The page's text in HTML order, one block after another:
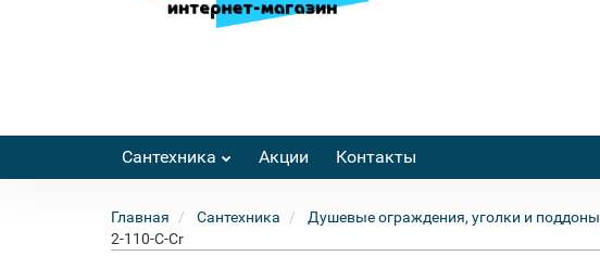
Сантехника Акции Контакты
Главная Сантехника Душевые ограждения, уголки и поддоны
2-110-C-Cr